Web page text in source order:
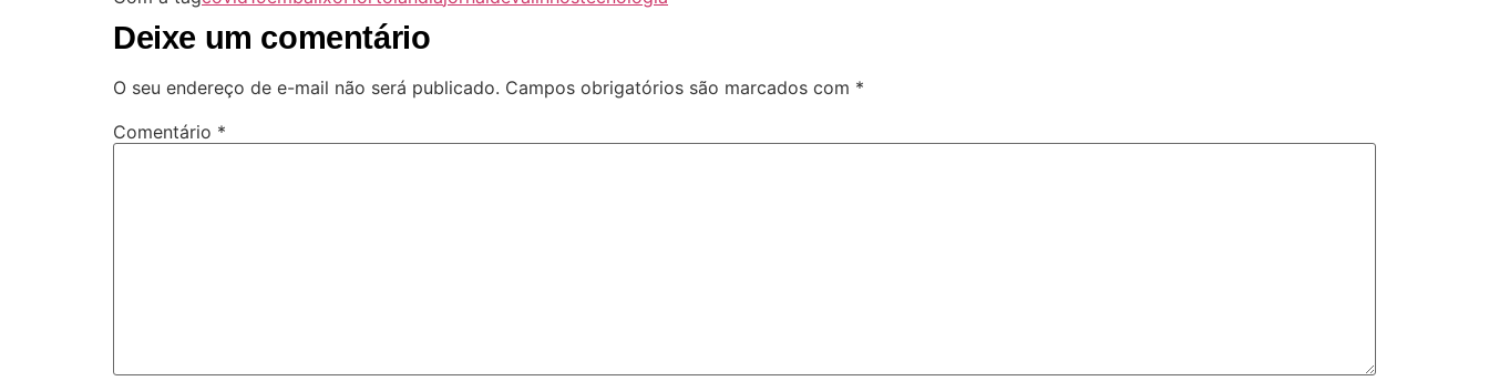
Deixe um comentário
O seu endereço de e-mail não será publicado. Campos obrigatórios são marcados com *
Comentário *